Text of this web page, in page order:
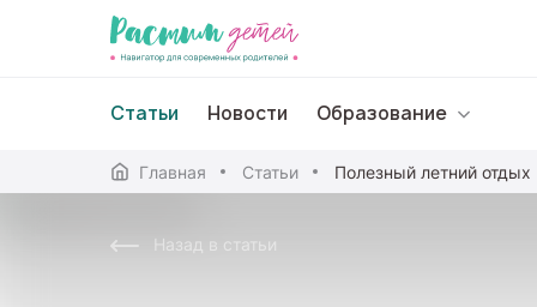
Статьи Новости Образование
Главная Статьи Полезный летний отдых
Назад в статьи